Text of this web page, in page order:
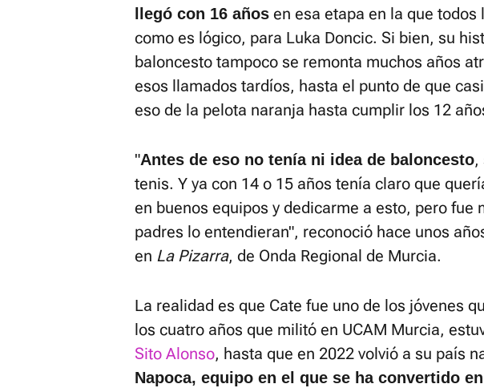
llegó con 16 años en esa etapa en la que todos
como es lógico, para Luka Doncic. Si bien, su
baloncesto tampoco se remonta muchos años
esos llamados tardíos, hasta el punto de que
eso de la pelota naranja hasta cumplir los 12
"Antes de eso no tenía ni idea de baloncesto,
tenis. Y ya con 14 o 15 años tenía claro que
en buenos equipos y dedicarme a esto, pero fue
padres lo entendieran", reconoció hace unos
en La Pizarra, de Onda Regional de Murcia.
La realidad es que Cate fue uno de los jóvenes
los cuatro años que militó en UCAM Murcia,
Sito Alonso, hasta que en 2022 volvió a su país
Napoca, equipo en el que se ha convertido